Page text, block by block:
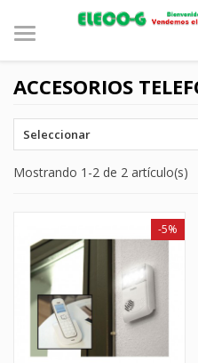
ACCESORIOS
Seleccionar
Mostrando 1-2 de 2 artículo(s)
-5%